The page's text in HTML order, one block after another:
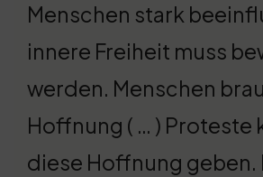
Menschen stark
innere Freiheit muss
werden. Menschen
Hoffnung ( … ) Proteste
diese Hoffnung geben.